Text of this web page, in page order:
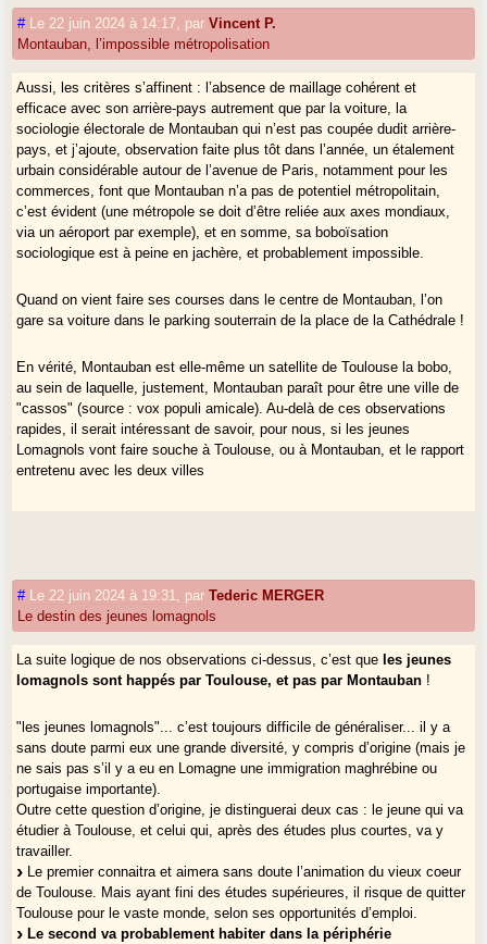
Cependant, l’existence d’une petite ville satellite quelque peu en
décrépitude, "gilet-jaunisée" et "papacitée", à quelques dizaines de
kilomètres d’une plus grande ville dans le SO français n’est en rien
j’en reviens au propos initial de mon intervention : Montauban est-elle
d’une taille suffisamment critique pour être une métropole, donc être en
"opposition" avec son immédiat arrière-pays ?
Là c’est intéressant, Montauban est en gros sur les mêmes proportions
électorales que Caussade dans son vote, avec cependant dans le détail
un vote plus important pour Reconquête en proportion à Montauban qu’à
Caussade, le vote R ! étant selon toute vraisemblance plus
"intellectuel", donc urbain. Dans tous les cas, rien à voir avec Toulouse
# Le 22 juin 2024 à 14:17 parVincent P.
Montauban, l’impossible métropolisation
Aussi, les critères s’affinent : l’absence de maillage cohérent et
efficace avec son arrière-pays autrement que par la voiture, la
sociologie électorale de Montauban qui n’est pas coupée dudit arrière-
pays, et j’ajoute, observation faite plus tôt dans l’année, un étalement
urbain considérable autour de l’avenue de Paris, notamment pour les
commerces, font que Montauban n’a pas de potentiel métropolitain,
c’est évident (une métropole se doit d’être reliée aux axes mondiaux,
via un aéroport par exemple), et en somme, sa boboïsation
sociologique est à peine en jachère, et probablement impossible.
Quand on vient faire ses courses dans le centre de Montauban, l’on
gare sa voiture dans le parking souterrain de la place de la Cathédrale !
En vérité, Montauban est elle-même un satellite de Toulouse la bobo,
au sein de laquelle, justement, Montauban paraît pour être une ville de
"cassos" (source : vox populi amicale). Au-delà de ces observations
rapides, il serait intéressant de savoir, pour nous, si les jeunes
Lomagnols vont faire souche à Toulouse, ou à Montauban, et le rapport
entretenu avec les deux villes
# Le 22 juin 2024 à 19:31 parTederic MERGER
Le destin des jeunes lomagnols
La suite logique de nos observations ci-dessus, c’est que les jeunes
lomagnols sont happés par Toulouse, et pas par Montauban !
"les jeunes lomagnols"... c’est toujours difficile de généraliser... il y a
sans doute parmi eux une grande diversité, y compris d’origine (mais je
ne sais pas s’il y a eu en Lomagne une immigration maghrébine ou
portugaise importante).
Outre cette question d’origine, je distinguerai deux cas : le jeune qui va
étudier à Toulouse, et celui qui, après des études plus courtes, va y
travailler.
Le premier connaitra et aimera sans doute l’animation du vieux coeur
de Toulouse. Mais ayant fini des études supérieures, il risque de quitter
Toulouse pour le vaste monde, selon ses opportunités d’emploi.
Le second va probablement habiter dans la périphérie